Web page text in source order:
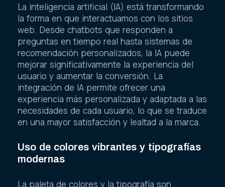
La inteligencia artificial (IA) está transformando
la forma en que interactuamos con los sitios
web. Desde chatbots que responden a
preguntas en tiempo real hasta sistemas de
recomendación personalizados, la IA puede
mejorar significativamente la experiencia del
usuario y aumentar la conversión. La
integración de IA permite ofrecer una
experiencia más personalizada y adaptada a las
necesidades de cada usuario, lo que se traduce
en una mayor satisfacción y lealtad a la marca.
Uso de colores vibrantes y tipografías
modernas
La paleta de colores y la tipografía son